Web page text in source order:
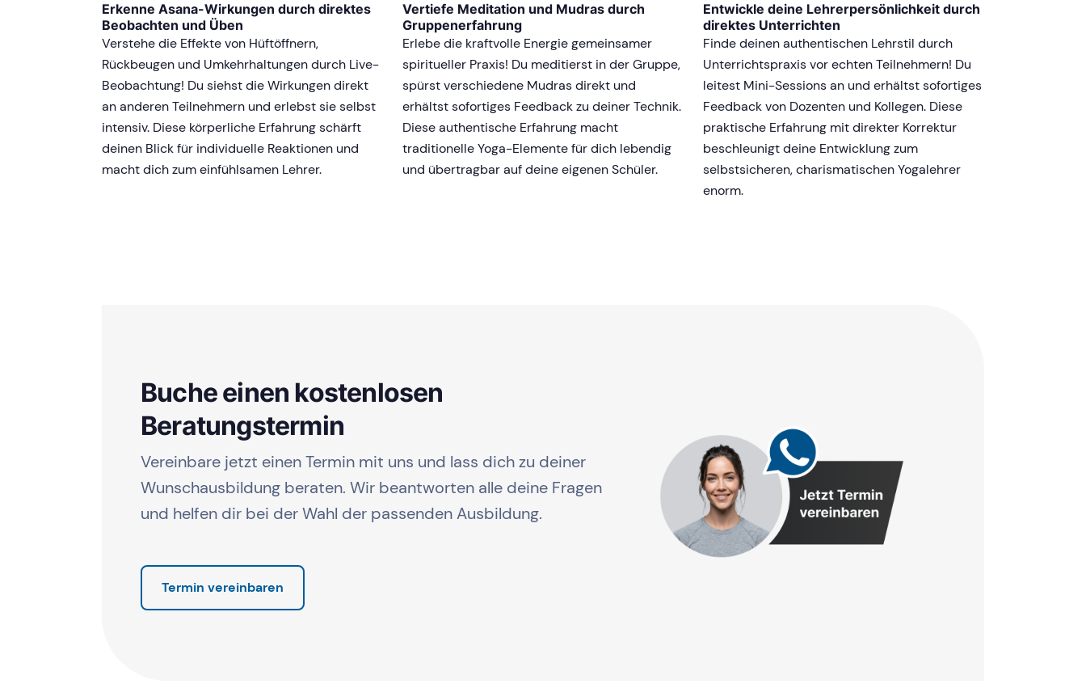
Erkenne Asana-Wirkungen durch direktes
Beobachten und Üben
Verstehe die Effekte von Hüftöffnern,
Rückbeugen und Umkehrhaltungen durch Live-
Beobachtung! Du siehst die Wirkungen direkt
an anderen Teilnehmern und erlebst sie selbst
intensiv. Diese körperliche Erfahrung schärft
deinen Blick für individuelle Reaktionen und
macht dich zum einfühlsamen Lehrer.
Vertiefe Meditation und Mudras durch
Gruppenerfahrung
Erlebe die kraftvolle Energie gemeinsamer
spiritueller Praxis! Du meditierst in der Gruppe,
spürst verschiedene Mudras direkt und
erhältst sofortiges Feedback zu deiner Technik.
Diese authentische Erfahrung macht
traditionelle Yoga-Elemente für dich lebendig
und übertragbar auf deine eigenen Schüler.
Entwickle deine Lehrerpersönlichkeit durch
direktes Unterrichten
Finde deinen authentischen Lehrstil durch
Unterrichtspraxis vor echten Teilnehmern! Du
leitest Mini-Sessions an und erhältst sofortiges
Feedback von Dozenten und Kollegen. Diese
praktische Erfahrung mit direkter Korrektur
beschleunigt deine Entwicklung zum
selbstsicheren, charismatischen Yogalehrer
enorm.
Buche einen kostenlosen
Beratungstermin
Vereinbare jetzt einen Termin mit uns und lass dich zu deiner
Wunschausbildung beraten. Wir beantworten alle deine Fragen
und helfen dir bei der Wahl der passenden Ausbildung.
Termin vereinbaren